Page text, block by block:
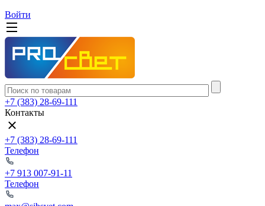
Войти
+7 (383) 28-69-111
Контакты
+7 (383) 28-69-111
Телефон
+7 913 007-91-11
Телефон